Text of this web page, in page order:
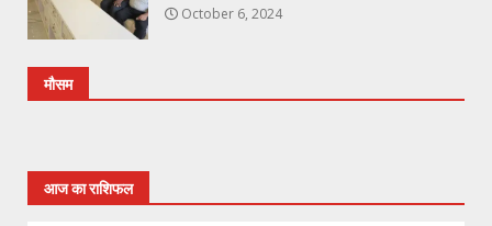
October 6, 2024
मौसम
आज का राशिफल